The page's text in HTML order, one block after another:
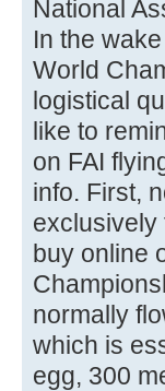
National
In the
World
logistical
like to
on FAI
info. First,
exclusively
buy online
normally
which is
egg, 300